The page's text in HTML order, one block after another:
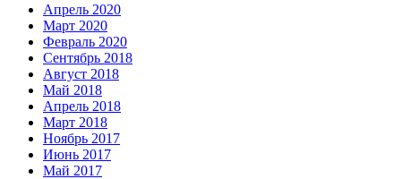
Апрель 2020
Март 2020
Февраль 2020
Сентябрь 2018
Август 2018
Май 2018
Апрель 2018
Март 2018
Ноябрь 2017
Июнь 2017
Май 2017